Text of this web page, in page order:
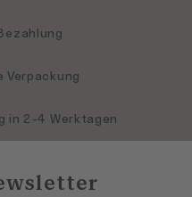
Verpackung
in 2-4 Werktagen